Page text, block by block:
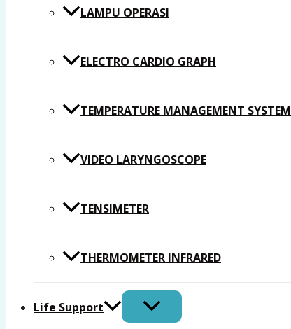
LAMPU OPERASI
ELECTRO CARDIO GRAPH
TEMPERATURE MANAGEMENT SYSTEM
VIDEO LARYNGOSCOPE
TENSIMETER
THERMOMETER INFRARED
Life Support